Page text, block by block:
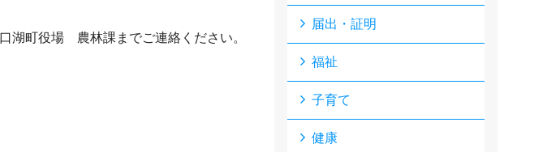
湖町役場 農林課までご連絡ください。
届出・証明
福祉
子育て
健康